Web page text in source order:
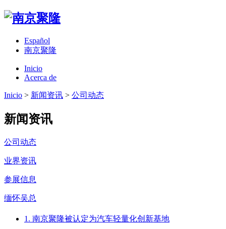
Español
南京聚隆
Inicio
Acerca de
Inicio > 新闻资讯 > 公司动态
新闻资讯
公司动态
业界资讯
参展信息
缅怀吴总
1. 南京聚隆被认定为汽车轻量化创新基地